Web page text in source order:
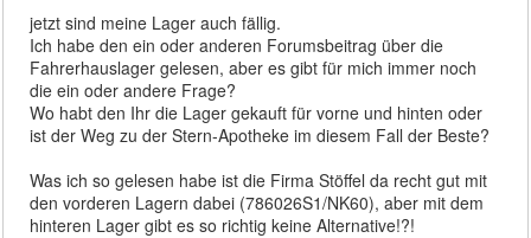
jetzt sind meine Lager auch fällig.
Ich habe den ein oder anderen Forumsbeitrag über die
Fahrerhauslager gelesen, aber es gibt für mich immer noch
die ein oder andere Frage?
Wo habt den Ihr die Lager gekauft für vorne und hinten oder
ist der Weg zu der Stern-Apotheke im diesem Fall der Beste?
Was ich so gelesen habe ist die Firma Stöffel da recht gut mit
den vorderen Lagern dabei (786026S1/NK60), aber mit dem
hinteren Lager gibt es so richtig keine Alternative!?!